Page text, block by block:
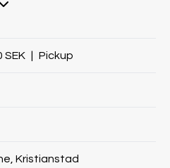
SEK Pickup
Kristianstad